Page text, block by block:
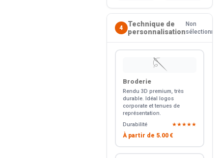
4
Technique de
personnalisation
Non
sélectionné
🪡
Broderie
Rendu 3D premium, très
durable. Idéal logos
corporate et tenues de
représentation.
Durabilité
★★★★★
À partir de 5.00 €